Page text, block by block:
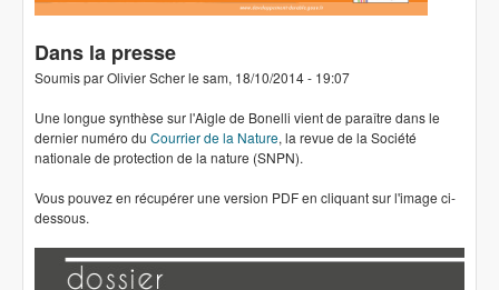
Dans la presse
Soumis parOlivier Scherle sam, 18/10/2014 - 19:07
Une longue synthèse sur l'Aigle de Bonelli vient de paraître dans le
dernier numéro du Courrier de la Nature, la revue de la Société
nationale de protection de la nature (SNPN).
Vous pouvez en récupérer une version PDF en cliquant sur l'image ci-
dessous.